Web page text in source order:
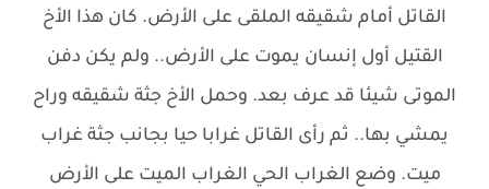
القاتل أمام شقيقه الملقى على الأرض. كان هذا الأخ
القتيل أول إنسان يموت على الأرض.. ولم يكن دفن
الموتى شيئا قد عرف بعد. وحمل الأخ جثة شقيقه وراح
يمشي بها.. ثم رأى القاتل غرابا حيا بجانب جثة غراب
ميت. وضع الغراب الحي الغراب الميت على الأرض